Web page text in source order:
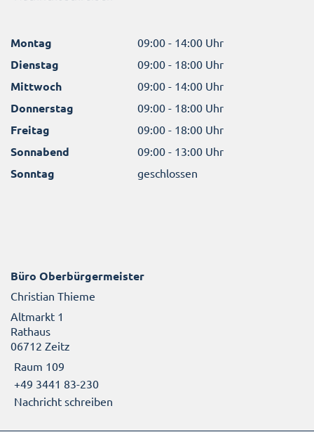
Montag 09:00 - 14:00 Uhr
Dienstag 09:00 - 18:00 Uhr
Mittwoch 09:00 - 14:00 Uhr
Donnerstag 09:00 - 18:00 Uhr
Freitag 09:00 - 18:00 Uhr
Sonnabend 09:00 - 13:00 Uhr
Sonntag geschlossen
Büro Oberbürgermeister
Christian Thieme
Altmarkt 1
Rathaus
06712 Zeitz
Raum 109
+49 3441 83-230
Nachricht schreiben